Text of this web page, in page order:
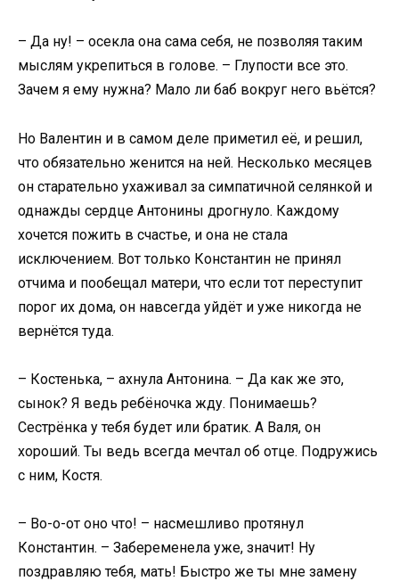
– Да ну! – осекла она сама себя, не позволяя таким
мыслям укрепиться в голове. – Глупости все это.
Зачем я ему нужна? Мало ли баб вокруг него вьётся?
Но Валентин и в самом деле приметил её, и решил,
что обязательно женится на ней. Несколько месяцев
он старательно ухаживал за симпатичной селянкой и
однажды сердце Антонины дрогнуло. Каждому
хочется пожить в счастье, и она не стала
исключением. Вот только Константин не принял
отчима и пообещал матери, что если тот переступит
порог их дома, он навсегда уйдёт и уже никогда не
вернётся туда.
– Костенька, – ахнула Антонина. – Да как же это,
сынок? Я ведь ребёночка жду. Понимаешь?
Сестрёнка у тебя будет или братик. А Валя, он
хороший. Ты ведь всегда мечтал об отце. Подружись
с ним, Костя.
– Во-о-от оно что! – насмешливо протянул
Константин. – Забеременела уже, значит! Ну
поздравляю тебя, мать! Быстро же ты мне замену